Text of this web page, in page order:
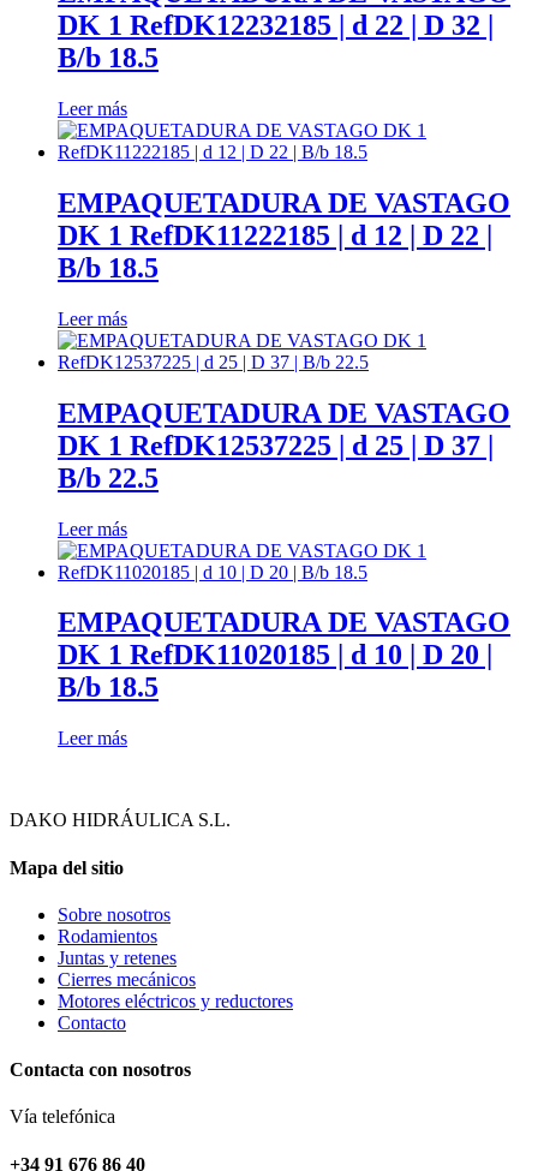
DK 1 RefDK12232185 | d 22 | D 32 |
B/b 18.5
Leer más
EMPAQUETADURA DE VASTAGO
DK 1 RefDK11222185 | d 12 | D 22 |
B/b 18.5
Leer más
EMPAQUETADURA DE VASTAGO
DK 1 RefDK12537225 | d 25 | D 37 |
B/b 22.5
Leer más
EMPAQUETADURA DE VASTAGO
DK 1 RefDK11020185 | d 10 | D 20 |
B/b 18.5
Leer más
DAKO HIDRÁULICA S.L.
Mapa del sitio
Sobre nosotros
Rodamientos
Juntas y retenes
Cierres mecánicos
Motores eléctricos y reductores
Contacto
Contacta con nosotros
Vía telefónica
+34 91 676 86 40
desaparecerán
de la web. Si
las aceptas, nos
ayuda.
Marketing
Al compartir
tus intereses y
comportamiento
mientras visitas
aumentas la
posibilidad de
ver contenido y
personalizados.
Así verás lo que
realmente te
interesa.